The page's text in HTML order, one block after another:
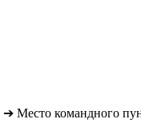
➔ Место командного